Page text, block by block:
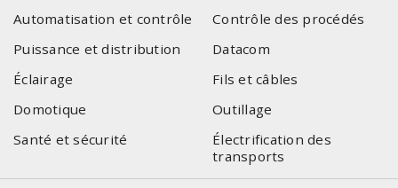
Automatisation et contrôle
Contrôle des procédés
Puissance et distribution
Datacom
Éclairage
Fils et câbles
Domotique
Outillage
Santé et sécurité
Électrification des
transports